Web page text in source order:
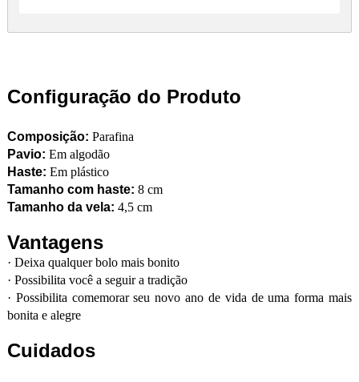
Configuração do Produto
Composição: Parafina
Pavio: Em algodão
Haste: Em plástico
Tamanho com haste: 8 cm
Tamanho da vela: 4,5 cm
Vantagens
· Deixa qualquer bolo mais bonito
· Possibilita você a seguir a tradição
· Possibilita comemorar seu novo ano de vida de uma forma mais
bonita e alegre
Cuidados